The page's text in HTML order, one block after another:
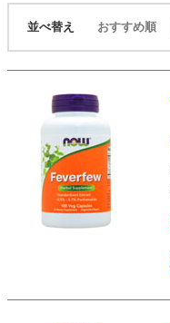
並べ替え おすすめ順